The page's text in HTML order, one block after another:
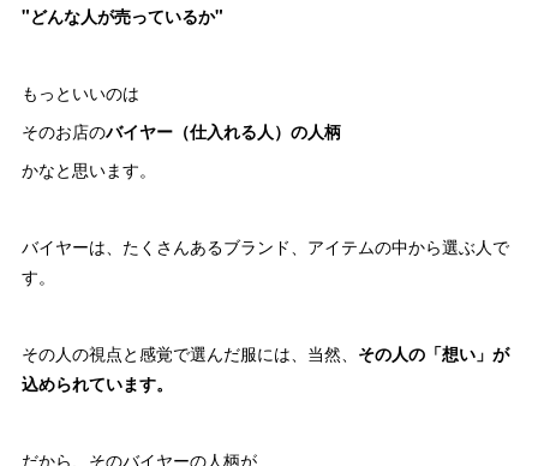
"どんな人が売っているか"
もっといいのは
そのお店のバイヤー（仕入れる人）の人柄
かなと思います。
バイヤーは、たくさんあるブランド、アイテムの中から選ぶ人で
す。
その人の視点と感覚で選んだ服には、当然、 その人の「想い」が
込められています。
だから、そのバイヤーの人柄が